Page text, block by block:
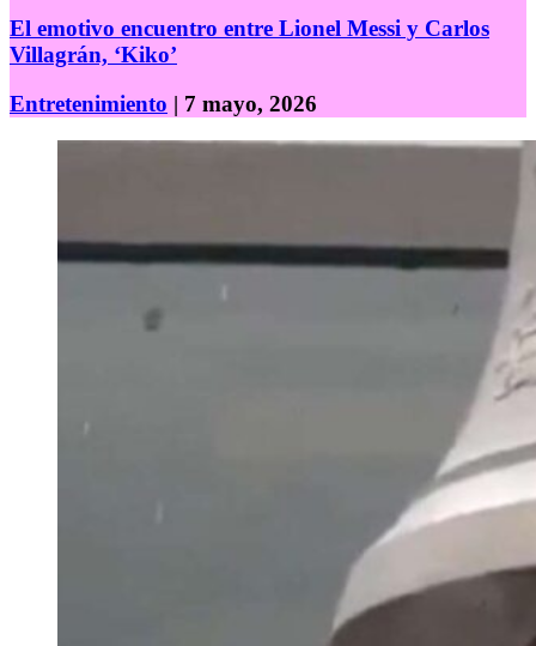
El emotivo encuentro entre Lionel Messi y Carlos
Villagrán, ‘Kiko’
Entretenimiento | 7 mayo, 2026